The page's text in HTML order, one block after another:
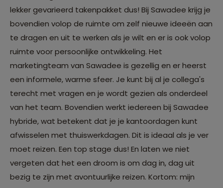
lekker gevarieerd takenpakket dus! Bij Sawadee krijg je
bovendien volop de ruimte om zelf nieuwe ideeën aan
te dragen en uit te werken als je wilt en er is ook volop
ruimte voor persoonlijke ontwikkeling. Het
marketingteam van Sawadee is gezellig en er heerst
een informele, warme sfeer. Je kunt bij al je collega's
terecht met vragen en je wordt gezien als onderdeel
van het team. Bovendien werkt iedereen bij Sawadee
hybride, wat betekent dat je je kantoordagen kunt
afwisselen met thuiswerkdagen. Dit is ideaal als je ver
moet reizen. Een top stage dus! En laten we niet
vergeten dat het een droom is om dag in, dag uit
bezig te zijn met avontuurlijke reizen. Kortom: mijn